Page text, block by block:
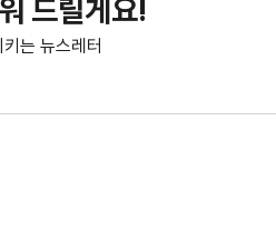
드릴게요!
는 뉴스레터